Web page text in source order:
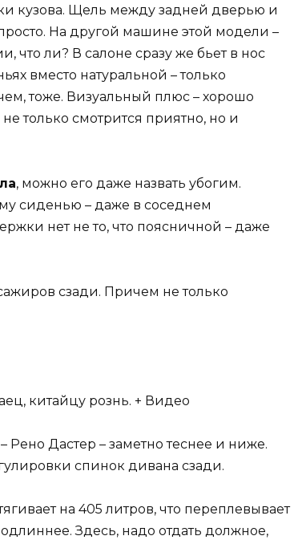
кузова. Щель между задней дверью и
На другой машине этой модели –
что ли? В салоне сразу же бьет в нос
вместо натуральной – только
тоже. Визуальный плюс – хорошо
только смотрится приятно, но и
, можно его даже назвать убогим.
сиденью – даже в соседнем
нет не то, что поясничной – даже
сзади. Причем не только
Дастер – заметно теснее и ниже.
спинок дивана сзади.
на 405 литров, что переплевывает
Здесь, надо отдать должное,